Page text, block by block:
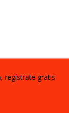
regístrate gratis